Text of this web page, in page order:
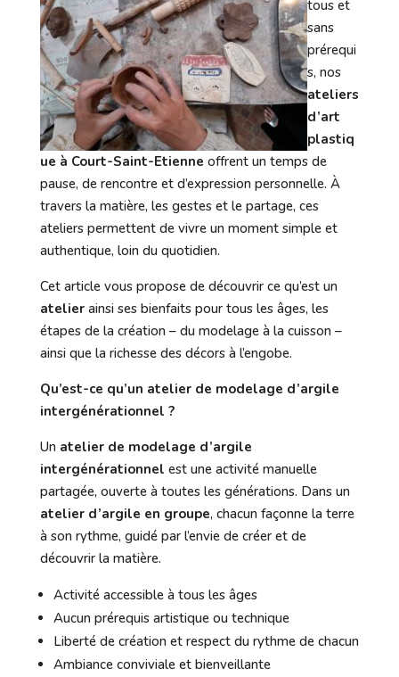
tous et
sans
prérequi
s, nos
ateliers
d’art
plastiq
ue à Court-Saint-Etienne offrent un temps de
pause, de rencontre et d’expression personnelle. À
travers la matière, les gestes et le partage, ces
ateliers permettent de vivre un moment simple et
authentique, loin du quotidien.
Cet article vous propose de découvrir ce qu’est un
atelier ainsi ses bienfaits pour tous les âges, les
étapes de la création – du modelage à la cuisson –
ainsi que la richesse des décors à l’engobe.
Qu’est-ce qu’un atelier de modelage d’argile
intergénérationnel ?
Un atelier de modelage d’argile
intergénérationnel est une activité manuelle
partagée, ouverte à toutes les générations. Dans un
atelier d’argile en groupe, chacun façonne la terre
à son rythme, guidé par l’envie de créer et de
découvrir la matière.
Activité accessible à tous les âges
Aucun prérequis artistique ou technique
Liberté de création et respect du rythme de chacun
Ambiance conviviale et bienveillante